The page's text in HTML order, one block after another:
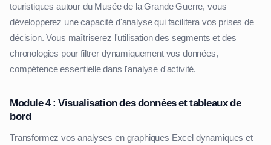
touristiques autour du Musée de la Grande Guerre, vous
développerez une capacité d'analyse qui facilitera vos prises de
décision. Vous maîtriserez l'utilisation des segments et des
chronologies pour filtrer dynamiquement vos données,
compétence essentielle dans l'analyse d'activité.
Module 4 : Visualisation des données et tableaux de
bord
Transformez vos analyses en graphiques Excel dynamiques et